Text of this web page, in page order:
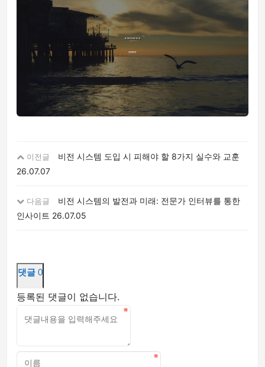
이전글
비전 시스템 도입 시 피해야 할 8가지 실수와 교훈
26.07.07
다음글
비전 시스템의 발전과 미래: 전문가 인터뷰를 통한
인사이트 26.07.05
댓글 0
등록된 댓글이 없습니다.